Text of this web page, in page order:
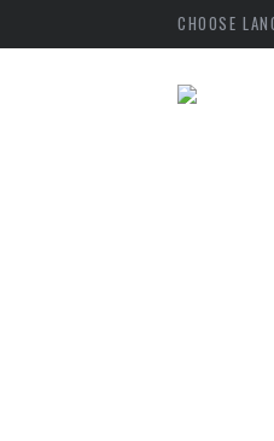
CHOOSE